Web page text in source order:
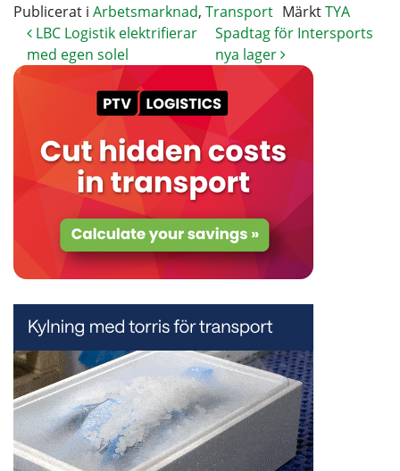
Publicerat i Arbetsmarknad, Transport MärktTYA
LBC Logistik elektrifierar
med egen solel
Spadtag för Intersports
nya lager